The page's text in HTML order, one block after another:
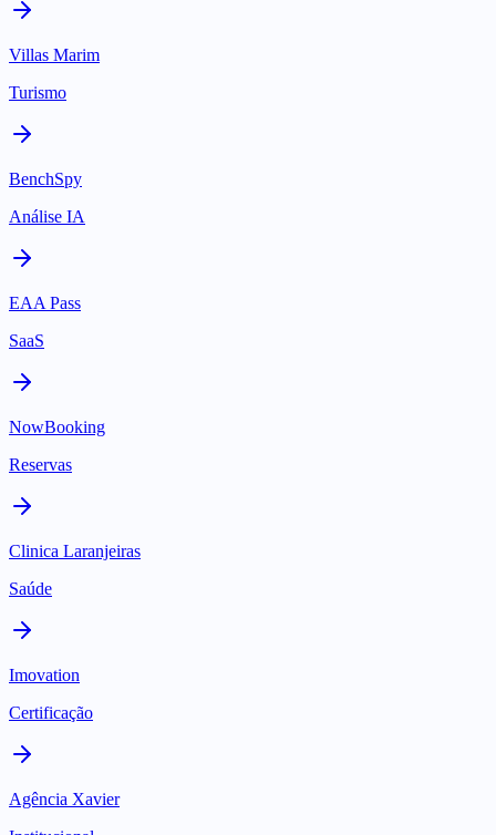
Villas Marim
Turismo
BenchSpy
Análise IA
EAA Pass
SaaS
NowBooking
Reservas
Clinica Laranjeiras
Saúde
Imovation
Certificação
Agência Xavier